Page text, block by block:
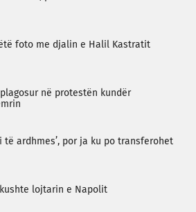
foto me djalin e Halil Kastratit
në protestën kundër
të ardhmes’, por ja ku po transferohet
lojtarin e Napolit